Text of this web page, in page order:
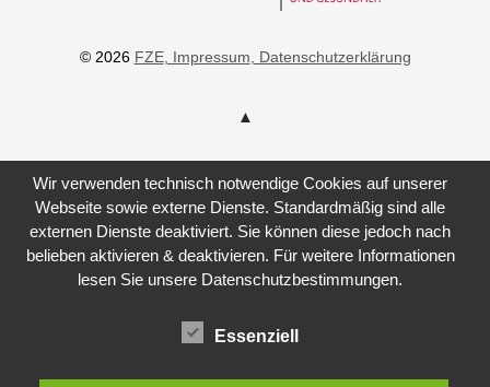
© 2026 FZE, Impressum, Datenschutzerklärung
Wir verwenden technisch notwendige Cookies auf unserer
Webseite sowie externe Dienste. Standardmäßig sind alle
externen Dienste deaktiviert. Sie können diese jedoch nach
belieben aktivieren & deaktivieren. Für weitere Informationen
lesen Sie unsere Datenschutzbestimmungen.
Essenziell